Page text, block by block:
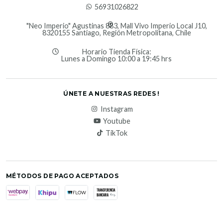
56931026822
"Neo Imperio" Agustinas 883, Mall Vivo Imperio Local J10,
8320155 Santiago, Región Metropolitana, Chile
Horario Tienda Física:
Lunes a Domingo 10:00 a 19:45 hrs
ÚNETE A NUESTRAS REDES !
Instagram
Youtube
TikTok
MÉTODOS DE PAGO ACEPTADOS